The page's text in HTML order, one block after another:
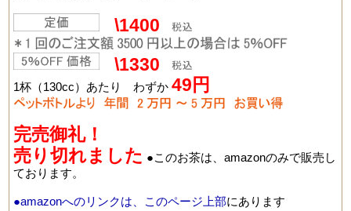
\1400
\1330
1杯（130cc）あたり わずか49 円
完売御礼！
売り切れました ●このお茶は、amazonのみで販売し
ております。
●amazonへのリンクは、このページ上部にあります